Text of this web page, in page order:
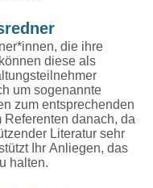
die ihre
diese als
um sogenannte
zum entsprechenden
danach, da
Literatur sehr
Ihr Anliegen, das
halten.